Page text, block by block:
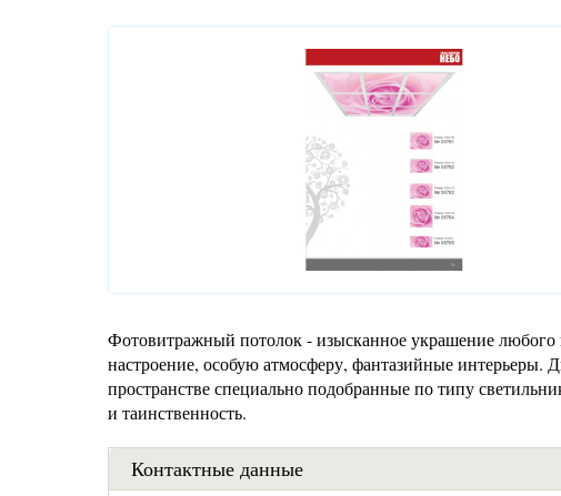
Фотовитражный потолок - изысканное украшение
настроение, особую атмосферу, фантазийные интерьеры.
пространстве специально подобранные по типу
и таинственность.
Контактные данные